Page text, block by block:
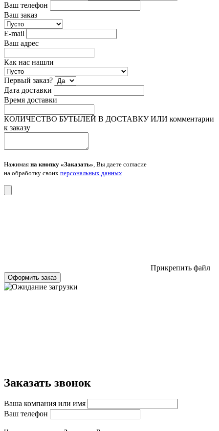
Ваш телефон
Ваш заказ
E-mail
Ваш адрес
Как нас нашли
Первый заказ?
Дата доставки
Время доставки
КОЛИЧЕСТВО БУТЫЛЕЙ В ДОСТАВКУ ИЛИ комментарии
к заказу
Нажимая на кнопку «Заказать» , Вы даете согласие
на обработку своих персональных данных
Прикрепить файл
Оформить заказ
Заказать звонок
Ваша компания или имя
Ваш телефон